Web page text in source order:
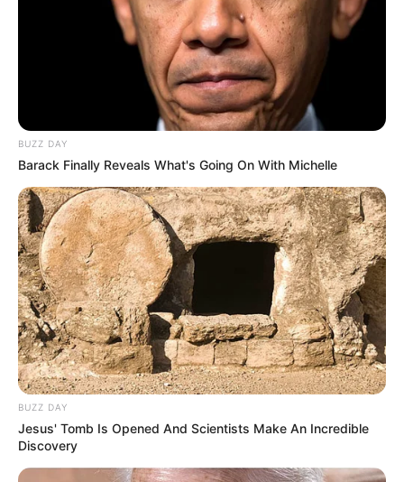
BUZZ DAY
Barack Finally Reveals What's Going On With Michelle
BUZZ DAY
Jesus' Tomb Is Opened And Scientists Make An Incredible
Discovery